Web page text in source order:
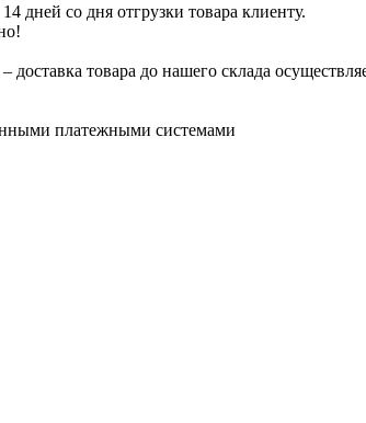
дней со дня отгрузки товара клиенту.
товара до нашего склада
платежными системами